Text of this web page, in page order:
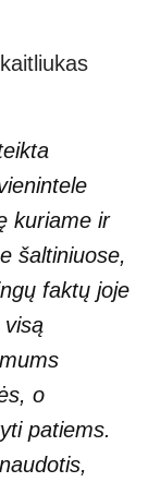
kuriame ir
šaltiniuose,
faktų joje
visą
o
patiems.